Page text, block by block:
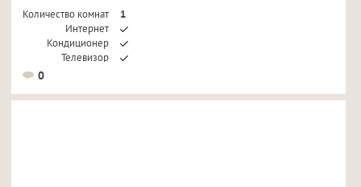
Количество комнат
1
Интернет
Кондиционер
Телевизор
0